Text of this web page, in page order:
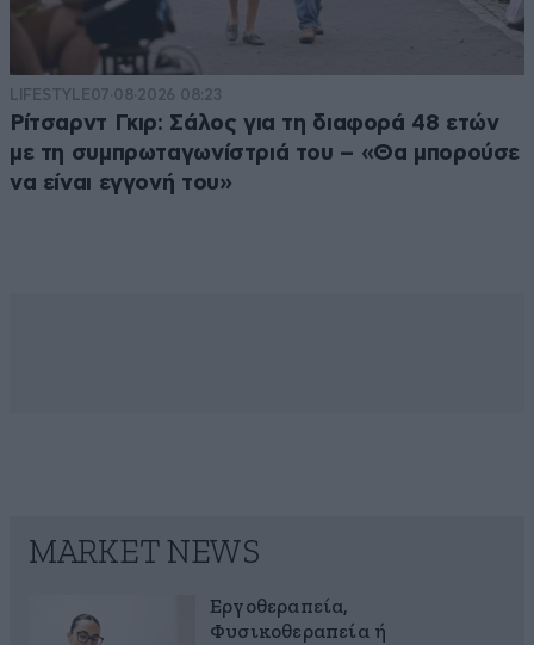
LIFESTYLE07·08·2026 08:23
Ρίτσαρντ Γκιρ: Σάλος για τη διαφορά 48 ετών
με τη συμπρωταγωνίστριά του – «Θα μπορούσε
να είναι εγγονή του»
MARKET NEWS
Εργοθεραπεία,
Φυσικοθεραπεία ή